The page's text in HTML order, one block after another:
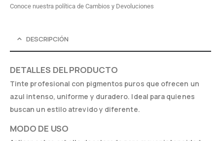
Conoce nuestra política de Cambios y Devoluciones
DESCRIPCIÓN
DETALLES DEL PRODUCTO
Tinte profesional con pigmentos puros que ofrecen un
azul intenso, uniforme y duradero. Ideal para quienes
buscan un estilo atrevido y diferente.
MODO DE USO